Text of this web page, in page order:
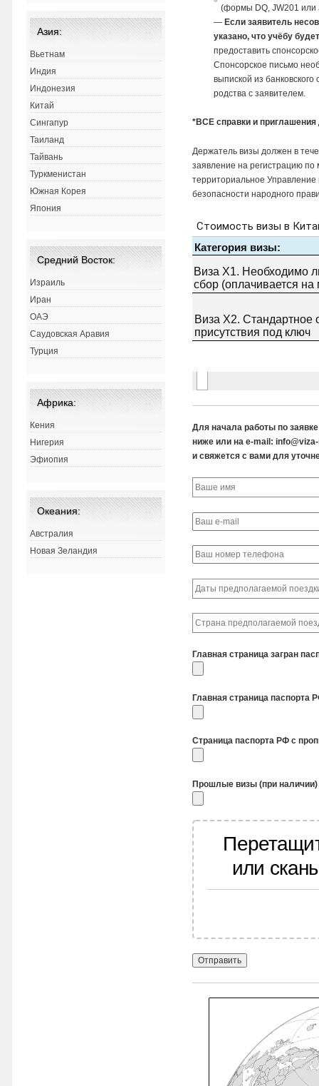
(формы DQ, JW201 или
— Если заявитель
указано, что учёбу
предоставить
Спонсорское письмо
выпиской из
родства с заявителем.
*ВСЕ справки и
Держатель визы должен в
заявление на регистрацию по
территориальное
безопасности народного
Для начала работы по
ниже или на e-mail:
и свяжется с вами для
Главная страница загран
Главная страница паспорта
Страница паспорта РФ с
Прошлые визы (при наличии)
или
Азия:
Вьетнам
Индия
Индонезия
Китай
Сингапур
Таиланд
Тайвань
Туркменистан
Южная Корея
Япония
Средний Восток:
Израиль
Иран
ОАЭ
Саудовская Аравия
Турция
Африка:
Кения
Нигерия
Эфиопия
Океания:
Австралия
Новая Зеландия